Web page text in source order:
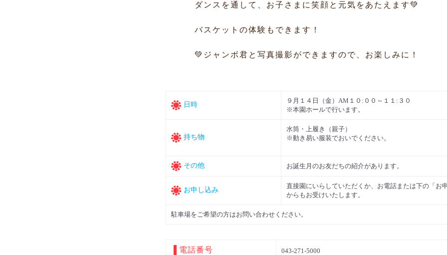
ダンスを通して、お子さまに笑顔と元気をあたえます💚
バスケットの体験もできます！
💚ジャンボ君と写真撮影ができますので、お楽しみに！
日時
９月１４日（金）AM１０:００～１１:３０
※本園ホールで行います。
持ち物
水筒・上履き（親子）
※動き易い服装でおいでください。
その他 お誕生月のお友だちの紹介があります。
お申し込み
直接園にいらしていただくか、お電話または下の「お
からもお受けいたします。
駐車場をご希望の方はお問い合わせください。
電話番号 043-271-5000